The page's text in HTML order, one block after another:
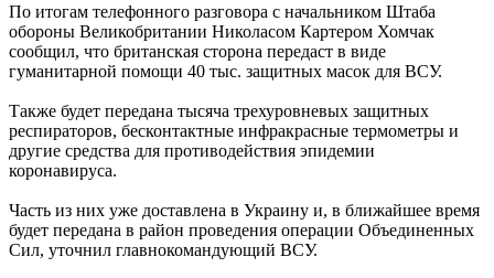
По итогам телефонного разговора с начальником Штаба
обороны Великобритании Николасом Картером Хомчак
сообщил, что британская сторона передаст в виде
гуманитарной помощи 40 тыс. защитных масок для ВСУ.
Также будет передана тысяча трехуровневых защитных
респираторов, бесконтактные инфракрасные термометры и
другие средства для противодействия эпидемии
коронавируса.
Часть из них уже доставлена в Украину и, в ближайшее время
будет передана в район проведения операции Объединенных
Сил, уточнил главнокомандующий ВСУ.